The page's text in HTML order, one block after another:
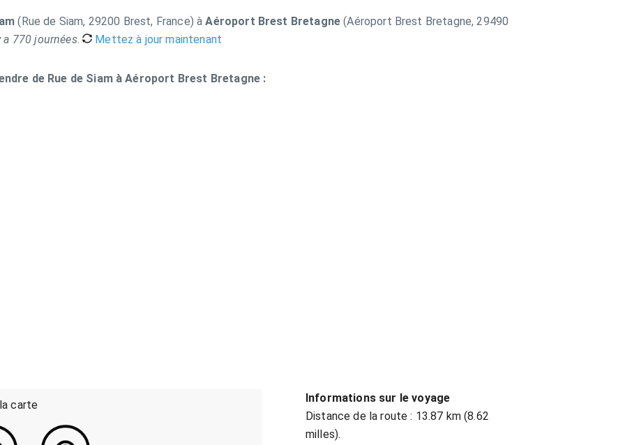
(Rue de Siam, 29200 Brest, France) àAéroport Brest Bretagne (Aéroport Brest Bretagne, 29490
a 770 journées. Mettez à jour maintenant
de Rue de Siam à Aéroport Brest Bretagne :
carte
Informations sur le voyage
Distance de la route : 13.87 km (8.62
milles).